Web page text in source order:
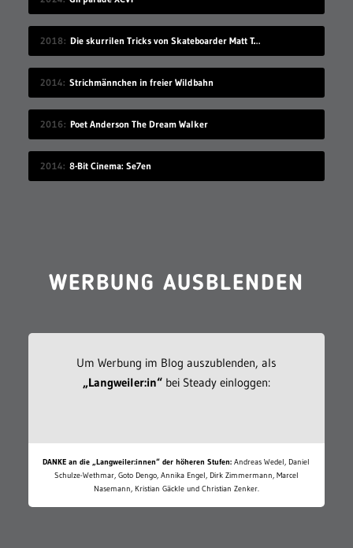
2018 Die skurrilen Tricks von Skateboarder Matt Tomasello
2014 Strichmännchen in freier Wildbahn
2016 Poet Anderson The Dream Walker
2014 8-Bit Cinema: Se7en
WERBUNG AUSBLENDEN
Um Werbung im Blog auszublenden, als
„Langweiler:in“bei Steady einloggen:
DANKE an die „Langweiler:innen“ der höheren Stufen: Andreas Wedel, Daniel
Schulze-Wethmar, Goto Dengo, Annika Engel, Dirk Zimmermann, Marcel
Nasemann, Kristian Gäckle und Christian Zenker.